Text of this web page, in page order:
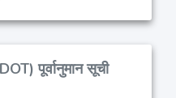
पूर्वानुमान सूची